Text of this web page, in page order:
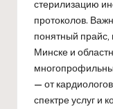
стерилизацию
протоколов.
понятный
Минске и
— от
спектре услуг и